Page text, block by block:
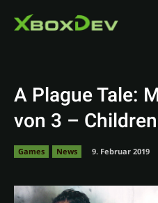
A Plague Tale:
von 3 –
Games News 9. Februar 2019